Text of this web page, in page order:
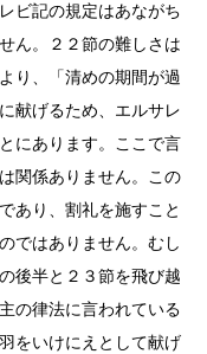
ビ記の規定はあながち
ん。２２節の難しさは
り、「清めの期間が過
献げるため、エルサレ
にあります。ここで言
関係ありません。この
あり、割礼を施すこと
ではありません。むし
後半と２３節を飛び越
の律法に言われている
をいけにえとして献げ